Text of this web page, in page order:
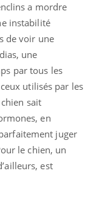
a mordre
instabilité
de voir une
une
par tous les
utilisés par les
sait
en
juger
le chien, un
est